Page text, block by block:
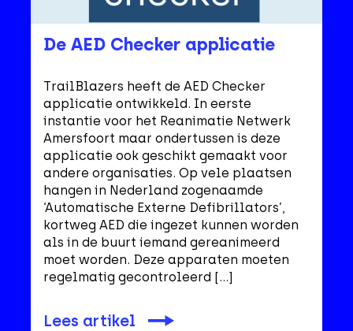
De AED Checker applicatie
TrailBlazers heeft de AED Checker
applicatie ontwikkeld. In eerste
instantie voor het Reanimatie Netwerk
Amersfoort maar ondertussen is deze
applicatie ook geschikt gemaakt voor
andere organisaties. Op vele plaatsen
hangen in Nederland zogenaamde
‘Automatische Externe Defibrillators’,
kortweg AED die ingezet kunnen worden
als in de buurt iemand gereanimeerd
moet worden. Deze apparaten moeten
regelmatig gecontroleerd […]
Lees artikel